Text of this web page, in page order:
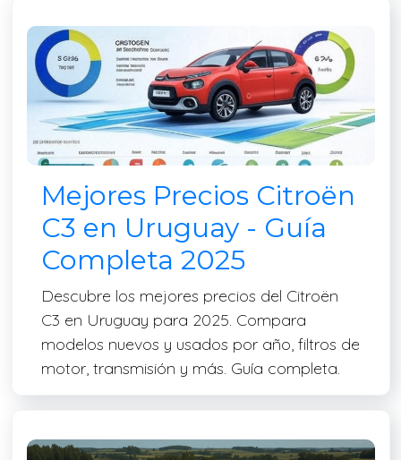
Mejores Precios Citroën
C3 en Uruguay - Guía
Completa 2025
Descubre los mejores precios del Citroën
C3 en Uruguay para 2025. Compara
modelos nuevos y usados por año, filtros de
motor, transmisión y más. Guía completa.